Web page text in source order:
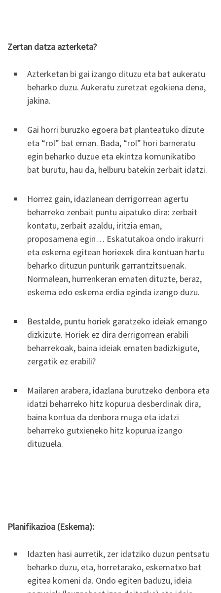
Zertan datza azterketa?
Azterketan bi gai izango dituzu eta bat aukeratu
beharko duzu. Aukeratu zuretzat egokiena dena,
jakina.
Gai horri buruzko egoera bat planteatuko dizute
eta “rol” bat eman. Bada, “rol” hori barneratu
egin beharko duzue eta ekintza komunikatibo
bat burutu, hau da, helburu batekin zerbait idatzi.
Horrez gain, idazlanean derrigorrean agertu
beharreko zenbait puntu aipatuko dira: zerbait
kontatu, zerbait azaldu, iritzia eman,
proposamena egin… Eskatutakoa ondo irakurri
eta eskema egitean horiexek dira kontuan hartu
beharko dituzun punturik garrantzitsuenak.
Normalean, hurrenkeran ematen dituzte, beraz,
eskema edo eskema erdia eginda izango duzu.
Bestalde, puntu horiek garatzeko ideiak emango
dizkizute. Horiek ez dira derrigorrean erabili
beharrekoak, baina ideiak ematen badizkigute,
zergatik ez erabili?
Mailaren arabera, idazlana burutzeko denbora eta
idatzi beharreko hitz kopurua desberdinak dira,
baina kontua da denbora muga eta idatzi
beharreko gutxieneko hitz kopurua izango
dituzuela.
Planifikazioa (Eskema):
Idazten hasi aurretik, zer idatziko duzun pentsatu
beharko duzu, eta, horretarako, eskematxo bat
egitea komeni da. Ondo egiten baduzu, ideia